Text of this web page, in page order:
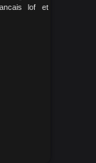
lof et